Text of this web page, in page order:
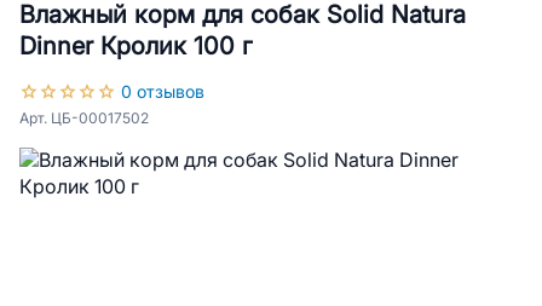
Влажный корм для собак Solid Natura
Dinner Кролик 100 г
0 отзывов
Арт. ЦБ-00017502